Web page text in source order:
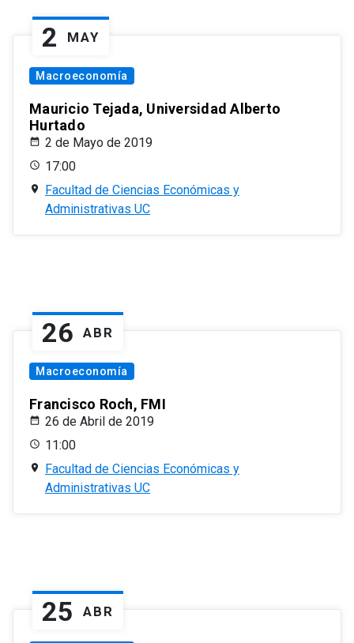
2 MAY
Macroeconomía
Mauricio Tejada, Universidad Alberto
Hurtado
2 de Mayo de 2019
17:00
Facultad de Ciencias Económicas y
Administrativas UC
26 ABR
Macroeconomía
Francisco Roch, FMI
26 de Abril de 2019
11:00
Facultad de Ciencias Económicas y
Administrativas UC
25 ABR